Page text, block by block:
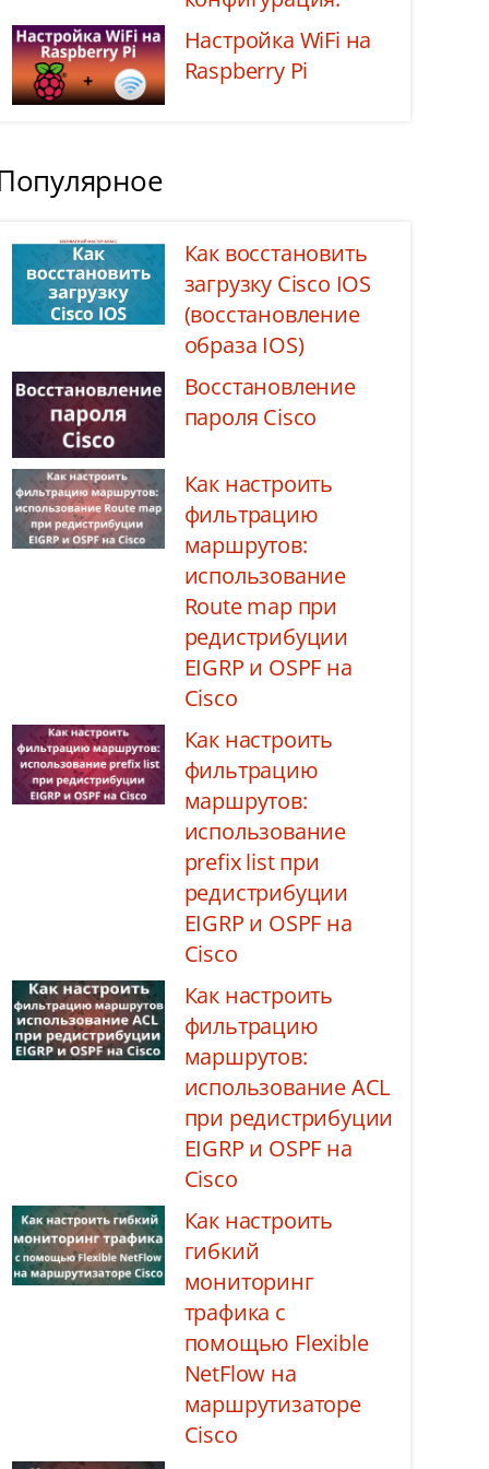
Настройка WiFi на
Raspberry Pi
Как восстановить
загрузку Cisco IOS
(восстановление
образа IOS)
Восстановление
пароля Cisco
Как настроить
фильтрацию
маршрутов:
использование
Route map при
редистрибуции
EIGRP и OSPF на
Cisco
Как настроить
фильтрацию
маршрутов:
использование
prefix list при
редистрибуции
EIGRP и OSPF на
Cisco
Как настроить
фильтрацию
маршрутов:
использование ACL
при редистрибуции
EIGRP и OSPF на
Cisco
Как настроить
гибкий
мониторинг
трафика с
помощью Flexible
NetFlow на
маршрутизаторе
Cisco